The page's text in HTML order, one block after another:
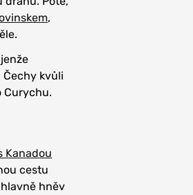
,
kvůli
Curychu.
Kanadou
cestu
hněv